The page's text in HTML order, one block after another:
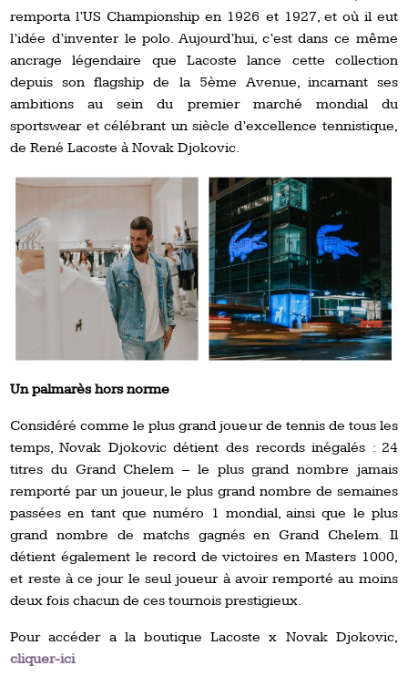
remporta l’US Championship en 1926 et 1927, et où il eut
l’idée d’inventer le polo. Aujourd’hui, c’est dans ce même
ancrage légendaire que Lacoste lance cette collection
depuis son flagship de la 5ème Avenue, incarnant ses
ambitions au sein du premier marché mondial du
sportswear et célébrant un siècle d’excellence tennistique,
de René Lacoste à Novak Djokovic.
Un palmarès hors norme
Considéré comme le plus grand joueur de tennis de tous les
temps, Novak Djokovic détient des records inégalés : 24
titres du Grand Chelem – le plus grand nombre jamais
remporté par un joueur, le plus grand nombre de semaines
passées en tant que numéro 1 mondial, ainsi que le plus
grand nombre de matchs gagnés en Grand Chelem. Il
détient également le record de victoires en Masters 1000,
et reste à ce jour le seul joueur à avoir remporté au moins
deux fois chacun de ces tournois prestigieux.
Pour accéder a la boutique Lacoste x Novak Djokovic,
cliquer-ici